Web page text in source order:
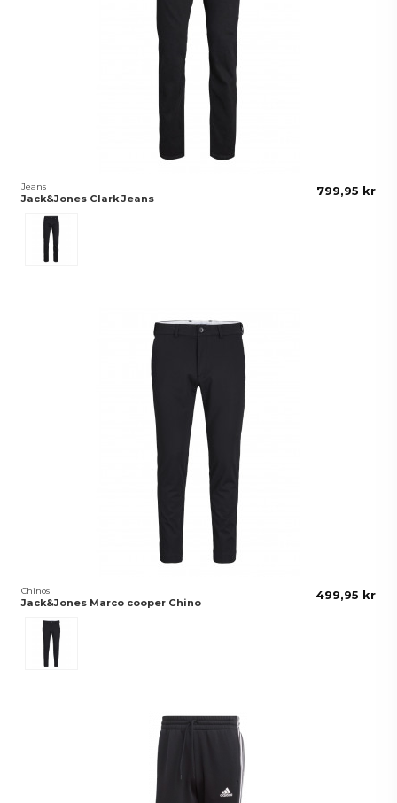
Jeans
Jack&Jones Clark Jeans
Svart
799,95 kr
Chinos
Jack&Jones Marco cooper Chino
Svart
499,95 kr